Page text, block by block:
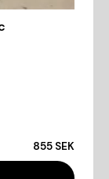
855 SEK